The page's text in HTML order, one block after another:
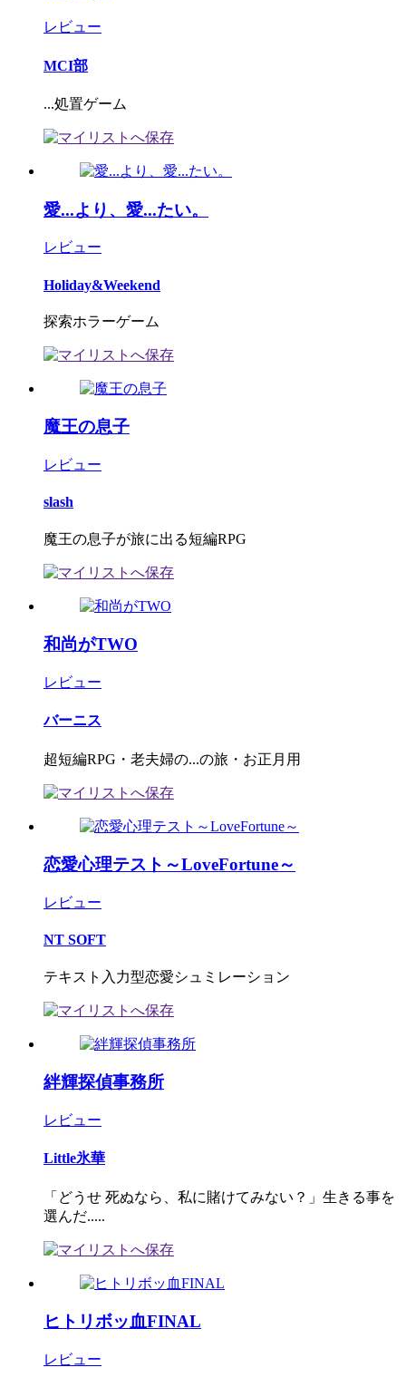
レビュー
MCI部
...処置ゲーム
愛...より、愛...たい。
レビュー
Holiday&Weekend
探索ホラーゲーム
魔王の息子
レビュー
slash
魔王の息子が旅に出る短編RPG
和尚がTWO
レビュー
バーニス
超短編RPG・老夫婦の...の旅・お正月用
恋愛心理テスト～LoveFortune～
レビュー
NT SOFT
テキスト入力型恋愛シュミレーション
絆輝探偵事務所
レビュー
Little氷華
「どうせ 死ぬなら、私に賭けてみない？」生きる事を
選んだ.....
ヒトリボッ血FINAL
レビュー